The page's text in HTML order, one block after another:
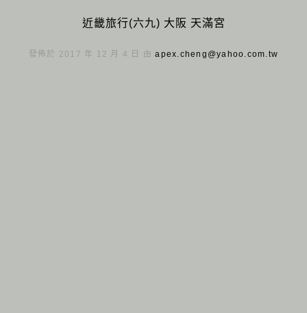
近畿旅行(六九) 大阪 天滿宮
發佈於 2017 年 12 月 4 日 由apex.cheng@yahoo.com.tw